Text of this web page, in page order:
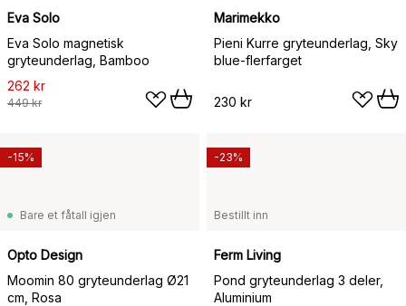
Eva Solo
Eva Solo magnetisk
gryteunderlag, Bamboo
262 kr
449 kr
Marimekko
Pieni Kurre gryteunderlag, Sky
blue-flerfarget
230 kr
Bare et fåtall igjen
Opto Design
Moomin 80 gryteunderlag Ø21
cm, Rosa
-15%
Bestillt inn
Ferm Living
Pond gryteunderlag 3 deler,
Aluminium
-23%